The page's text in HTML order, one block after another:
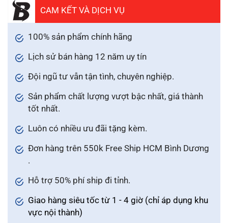
CAM KẾT VÀ DỊCH VỤ
100% sản phẩm chính hãng
Lịch sử bán hàng 12 năm uy tín
Đội ngũ tư vẫn tận tình, chuyên nghiệp.
Sản phẩm chất lượng vượt bậc nhất, giá thành
tốt nhất.
Luôn có nhiều ưu đãi tặng kèm.
Đơn hàng trên 550k Free Ship HCM Bình Dương
.
Hỗ trợ 50% phí ship đi tỉnh.
Giao hàng siêu tốc từ 1 - 4 giờ (chỉ áp dụng khu
vực nội thành)